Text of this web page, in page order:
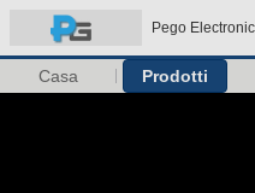
Pego
Casa Prodotti